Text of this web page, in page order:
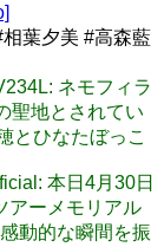
葉夕美 #高森藍
ネモフィラ
聖地とされてい
とひなたぼっこ
本日4月30日
アーメモリアル
動的な瞬間を振